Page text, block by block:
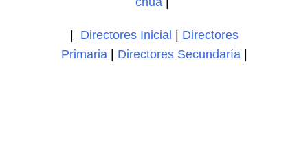
Directores Inicial
Directores
Primaria| Directores Secundaría|